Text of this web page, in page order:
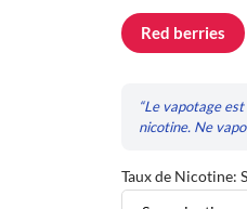
Red berries
“Le vapotage
nicotine. Ne
Taux de Nicotine: